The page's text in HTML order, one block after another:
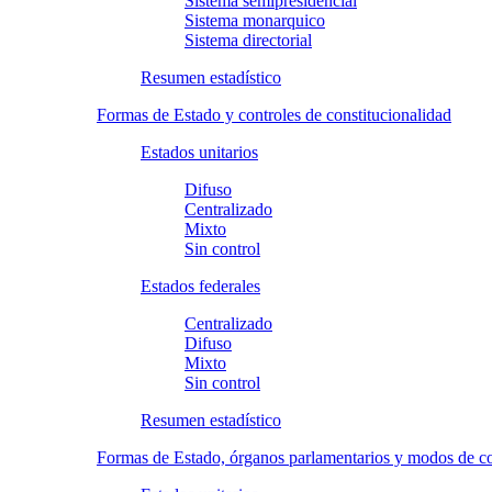
Sistema monarquico
Sistema directorial
Resumen estadístico
Formas de Estado y controles de constitucionalidad
Estados unitarios
Difuso
Centralizado
Mixto
Sin control
Estados federales
Centralizado
Difuso
Mixto
Sin control
Resumen estadístico
Formas de Estado, órganos parlamentarios y modos de